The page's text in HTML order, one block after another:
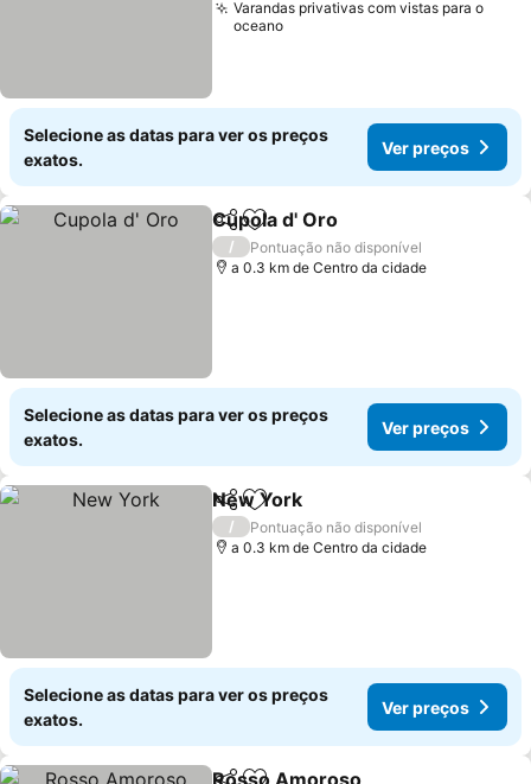
Varandas privativas com vistas para o
oceano
Selecione as datas para ver os preços
exatos.
Ver preços
PartilharAdicionar aos favoritos
Cupola d' Oro
/
Pontuação não disponível
a 0.3 km de Centro da cidade
Selecione as datas para ver os preços
exatos.
Ver preços
PartilharAdicionar aos favoritos
New York
/
Pontuação não disponível
a 0.3 km de Centro da cidade
Selecione as datas para ver os preços
exatos.
Ver preços
Rosso Amoroso